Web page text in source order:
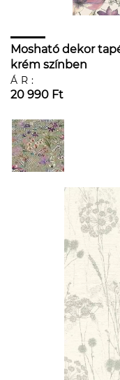
Mosható dekor
krém színben
ÁR:
20 990 Ft